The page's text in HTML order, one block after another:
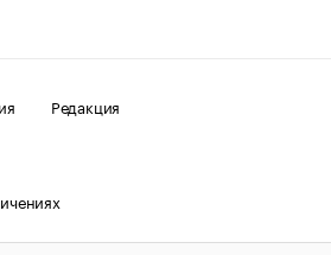
Редакция
О соблюдении авторских прав